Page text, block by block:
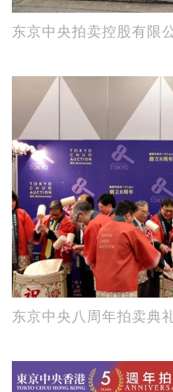
东京中央拍卖控股有限
东京中央八周年拍卖典